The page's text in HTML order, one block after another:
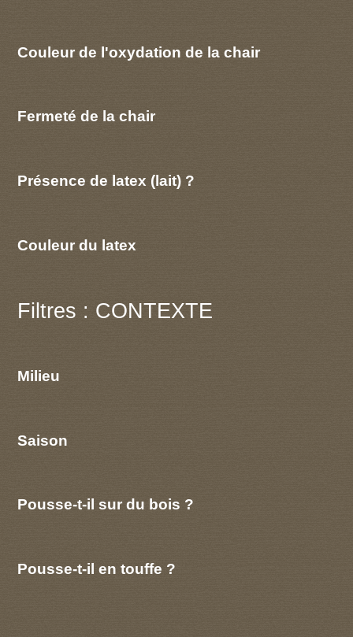
Couleur de l'oxydation de la chair
Fermeté de la chair
Présence de latex (lait) ?
Couleur du latex
Filtres : CONTEXTE
Milieu
Saison
Pousse-t-il sur du bois ?
Pousse-t-il en touffe ?